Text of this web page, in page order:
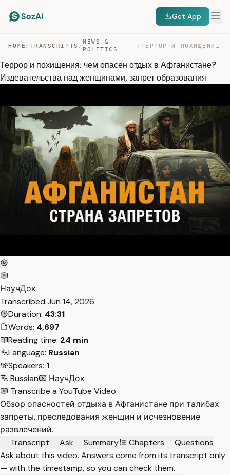
Get App
HOME / TRANSCRIPTS /
NEWS &
POLITICS
/ ТЕРРОР И ПОХИЩЕНИЯ: ЧЕМ ОПАСЕН ОТДЫХ В АФГАНИСТАНЕ? ИЗД… — TRANSCRIPT
Террор и похищения: чем опасен отдых в Афганистане?
Издевательства над женщинами, запрет образования
НаучДок
Transcribed Jun 14, 2026
Duration: 43:31
Words: 4,697
Reading time: 24 min
Language: Russian
Speakers: 1
Russian
НаучДок
Transcribe a YouTube Video
Обзор опасностей отдыха в Афганистане при талибах:
запреты, преследования женщин и исчезновение
развлечений.
Transcript
Ask Summary Chapters
Questions
Ask about this video. Answers come from its transcript only
— with the timestamp, so you can check them.